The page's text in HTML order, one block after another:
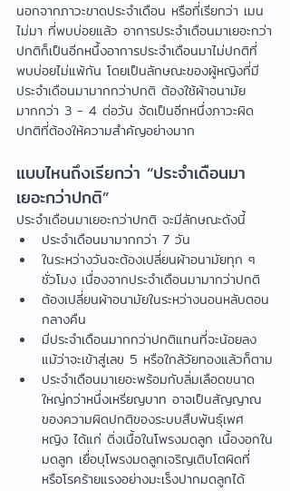
นอกจากภาวะขาดประจำเดือน หรือที่เรียกว่า เมน
ไม่มา ที่พบบ่อยแล้ว อาการประจำเดือนมาเยอะกว่า
ปกติก็เป็นอีกหนึ้งอาการประจำเดือนมาไม่ปกติที่
พบบ่อยไม่แพ้กัน โดยเป็นลักษณะของผู้หญิงที่มี
ประจำเดือนมามากกว่าปกติ ต้องใช้ผ้าอนามัย
มากกว่า 3 - 4 ต่อวัน จัดเป็นอีกหนึ่งภาวะผิด
ปกติที่ต้องให้ความสำคัญอย่างมาก
แบบไหนถึงเรียกว่า “ประจำเดือนมา
เยอะกว่าปกติ”
ประจำเดือนมาเยอะกว่าปกติ จะมีลักษณะดังนี้
ประจำเดือนมามากกว่า 7 วัน
ในระหว่างวันจะต้องเปลี่ยนผ้าอนามัยทุก ๆ
ชั่วโมง เนื่องจากประจำเดือนมามากว่าปกติ
ต้องเปลี่ยนผ้าอนามัยในระหว่างนอนหลับตอน
กลางคืน
มีประจำเดือนมากกว่าปกติแทนที่จะน้อยลง
แม้ว่าจะเข้าสู่เลข 5 หรือใกล้วัยทองแล้วก็ตาม
ประจำเดือนมาเยอะพร้อมกับลิ่มเลือดขนาด
ใหญ่กว่าหนึ่งเหรียญบาท อาจเป็นสัญญาณ
ของความผิดปกติของระบบสืบพันธ์ุเพศ
หญิง ได้แก่ ติ่งเนื้อในโพรงมดลูก เนื้องอกใน
มดลูก เยื่อบุโพรงมดลูกเจริญเติบโตผิดที่
หรือโรคร้ายแรงอย่างมะเร็งปากมดลูกได้